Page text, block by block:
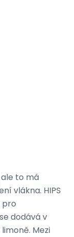
to má
vlákna. HIPS
pro
dodává v
Mezi